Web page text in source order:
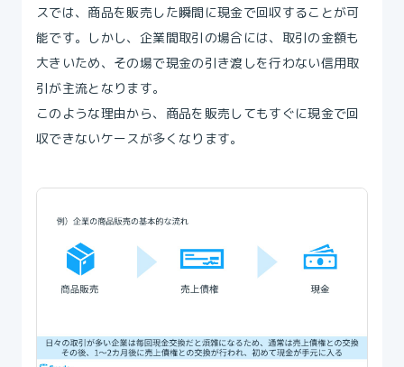
スでは、商品を販売した瞬間に現金で回収することが可
能です。しかし、企業間取引の場合には、取引の金額も
大きいため、その場で現金の引き渡しを行わない信用取
引が主流となります。
このような理由から、商品を販売してもすぐに現金で回
収できないケースが多くなります。